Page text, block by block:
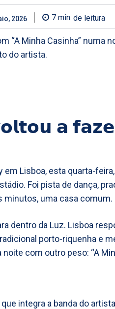
2026 7 min. de leitura
“A Minha Casinha” numa
do artista.
𝗮
em Lisboa, esta quarta-
Foi pista de dança,
minutos, uma casa comum.
dentro da Luz. Lisboa
porto-riquenha e
com outro peso: “A
integra a banda do